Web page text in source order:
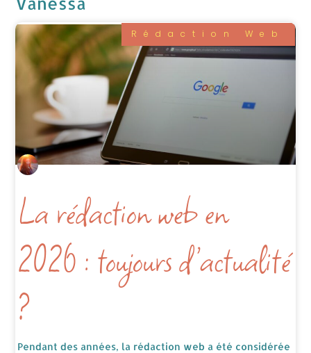
Rédaction Web
La rédaction web en
2026 : toujours d’actualité
?
Pendant des années, la rédaction web a été considérée